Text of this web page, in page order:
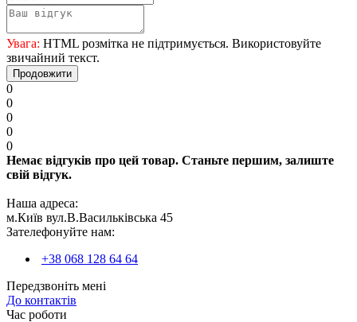
Увага: HTML розмітка не підтримується. Використовуйте
звичайний текст.
Продовжити
0
0
0
0
0
Немає відгуків про цей товар. Станьте першим, залиште
свій відгук.
Наша адреса:
м.Київ вул.В.Васильківська 45
Зателефонуйте нам:
+38 068 128 64 64
Передзвоніть мені
До контактів
Час роботи